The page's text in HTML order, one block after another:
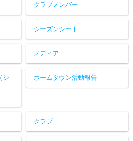
クラブメンバー
シーズンシート
メディア
シ ホームタウン活動報告
クラブ